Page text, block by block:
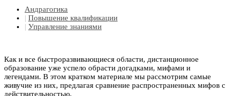
Андрагогика
| Повышение квалификации
| Управление знаниями
Как и все быстроразвивающиеся области, дистанционное
образование уже успело обрасти догадками, мифами и
легендами. В этом кратком материале мы рассмотрим самые
живучие из них, предлагая сравнение распространенных мифов с
действительностью.